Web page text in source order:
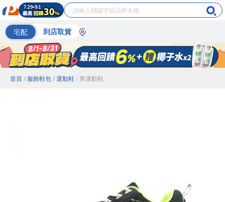
宅配 到店取貨
首頁 / 服飾鞋包 / 運動鞋 / 男運動鞋